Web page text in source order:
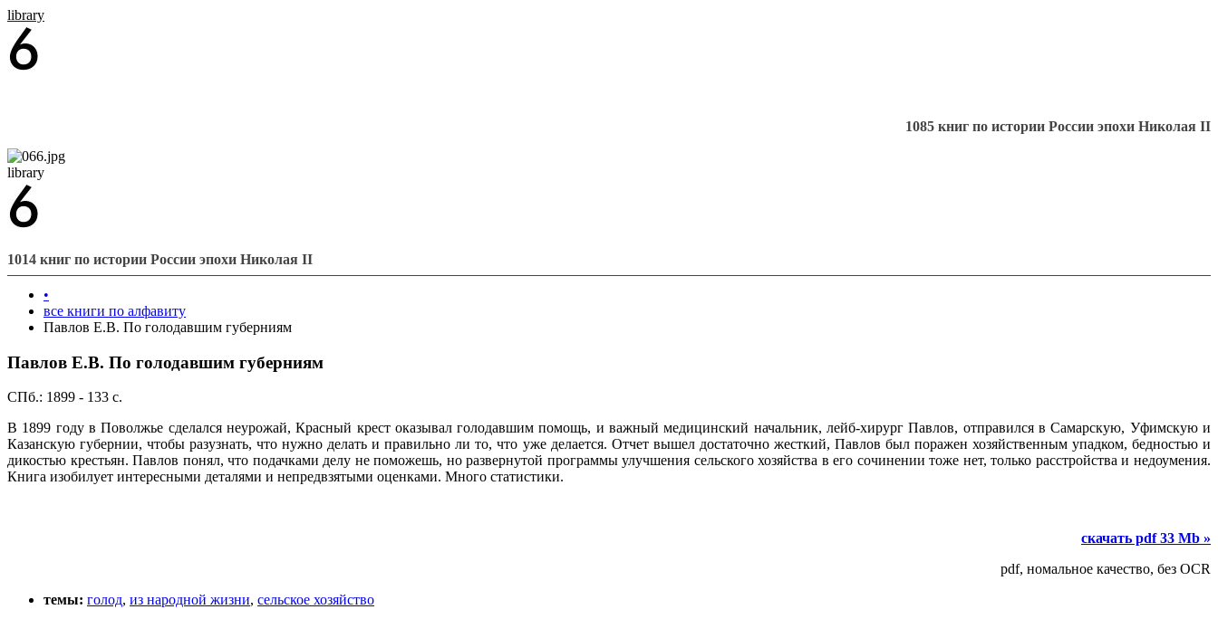
library
1085 книг по истории России эпохи Николая II
library
1014 книг по истории России эпохи Николая II
•
все книги по алфавиту
Павлов Е.В. По голодавшим губерниям
Павлов Е.В. По голодавшим губерниям
СПб.: 1899 - 133 с.
В 1899 году в Поволжье сделался неурожай, Красный крест оказывал голодавшим помощь, и важный медицинский начальник, лейб-хирург Павлов, отправился в Самарскую, Уфимскую и
Казанскую губернии, чтобы разузнать, что нужно делать и правильно ли то, что уже делается. Отчет вышел достаточно жесткий, Павлов был поражен хозяйственным упадком, бедностью и
дикостью крестьян. Павлов понял, что подачками делу не поможешь, но развернутой программы улучшения сельского хозяйства в его сочинении тоже нет, только расстройства и недоумения.
Книга изобилует интересными деталями и непредвзятыми оценками. Много статистики.
скачать pdf 33 Mb »
pdf, номальное качество, без OCR
темы: голод, из народной жизни, сельское хозяйство